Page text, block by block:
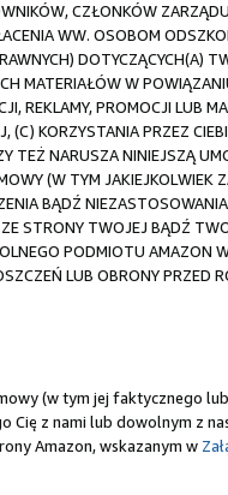
CZŁONKÓW
WW. OSOBOM
DOTYCZĄCYCH(A)
MATERIAŁÓW W
REKLAMY, PROMOCJI LUB
KORZYSTANIA PRZEZ
NARUSZA NINIEJSZĄ
(W TYM JAKIEJKOLWIEK
BĄDŹ
STRONY TWOJEJ BĄDŹ
PODMIOTU AMAZON
LUB OBRONY PRZED
(w tym jej faktycznego
Cię z nami lub dowolnym z
Amazon, wskazanym w